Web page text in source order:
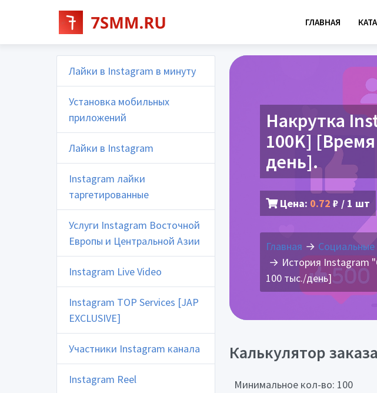
ГЛАВНАЯ
Лайки в Instagram в минуту
Установка мобильных
приложений
Лайки в Instagram
Instagram лайки
таргетированные
Услуги Instagram Восточной
Европы и Центральной Азии
Instagram Live Video
Instagram TOP Services [JAP
EXCLUSIVE]
Участники Instagram канала
Instagram Reel
Накрутка
100K] [Время
день].
Цена: 0.72 ₽ / 1 шт
Главная Социальные
История Instagram
100 тыс./день]
Калькулятор заказа
Минимальное кол-во: 100